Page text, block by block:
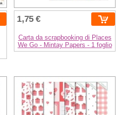
1,75 €
Carta da scrapbooking di Places
We Go - Mintay Papers - 1 foglio